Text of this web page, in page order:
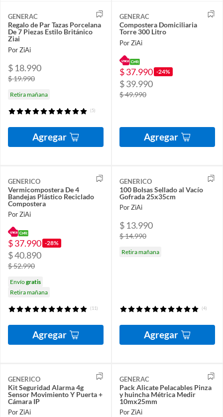
GENERAC
Regalo de Par Tazas Porcelana
De 7 Piezas Estilo Británico
Ziai
Por ZiAi
$ 18.990
$ 19.990
Retira mañana
(5)
Agregar
GENERAC
Compostera Domiciliaria
Torre 300 Litro
Por ZiAi
$ 37.990 -24%
$ 39.990
$ 49.990
Agregar
GENERICO
Vermicompostera De 4
Bandejas Plástico Reciclado
Compostera
Por ZiAi
$ 37.990 -28%
$ 40.890
$ 52.990
Envíogratis
Retira mañana
(11)
Agregar
GENERICO
100 Bolsas Sellado al Vacío
Gofrada 25x35cm
Por ZiAi
$ 13.990
$ 14.990
Retira mañana
(4)
Agregar
GENERICO
Kit Seguridad Alarma 4g
Sensor Movimiento Y Puerta +
Cámara IP
Por ZiAi
GENERAC
Pack Alicate Pelacables Pinza
y huincha Métrica Medir
10mx25mm
Por ZiAi